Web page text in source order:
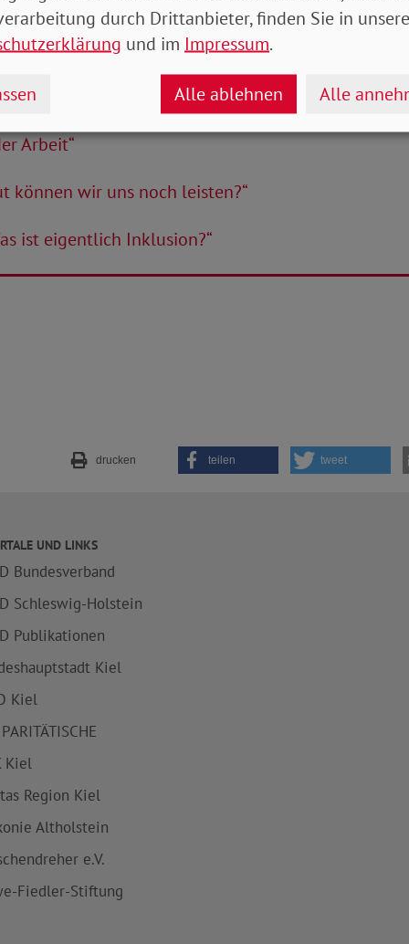
des SoVD, die SoVD-Facebookseite und
letzten Sendungen:
Arbeit“
können wir uns noch leisten?“
ist eigentlich Inklusion?“
drucken teilen tweet
UND LINKS
Bundesverband
Schleswig-Holstein
Publikationen
Kiel
Kiel
Kiel
Region Kiel
Altholstein
e.V.
Fiedler-Stiftung
durch Drittanbieter, finden Sie in
und im Impressum.
Alle ablehnen Alle